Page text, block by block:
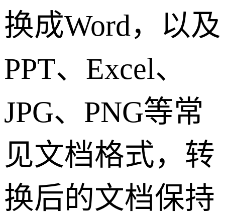
换成Word，以及
PPT、Excel、
JPG、PNG等常
见文档格式，转
换后的文档保持